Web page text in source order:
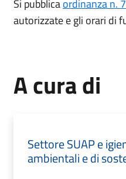
Si pubblicaordinanza n.
autorizzate e gli orari di
A cura di
Settore SUAP e
ambientali e di